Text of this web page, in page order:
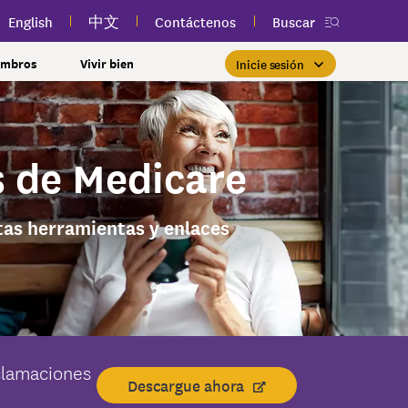
English 中文 Contáctenos Buscar
con nosotros?
inclusión y cultura
Clases públicas y gratuitas
cerca de usted
Participe en clases públicas
gratuitas de salud y bienestar
cerca de usted para mejorar
su bienestar.
Más información
Inicio de sesión de miembros
Si ya es miembro, encontrar
la atención adecuada es tan
fácil como iniciar sesión en su
cuenta de myEmblemHealth.
Inicie sesión
y
Ciudad de Nueva
Estado de Nueva
Plus
100 Premier Dental
Essential Plan con una prima
de $0
Si cumple con los requisitos de
ingresos y otras calificaciones,
es posible que pueda
inscribirse en el Essential
Plan.
Más información
y más
previa
Nueva aplicación
myEmblemHealth
Vea su tarjeta de
identificación de miembro,
reclamaciones y contenido de
salud personalizado en
cualquier momento, todo en
una sola aplicación.
Obtener la aplicación
Vivir bien
afección
y amigos
sus reclamaciones
Priorizar la salud de la mujer
Tome el control de su salud
con atención para cada etapa.
Más información
Inicie sesión
Medicare
herramientas y enlaces
Descargue ahora